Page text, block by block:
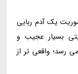
یک آدم ربایی
بسیار عجیب و
رسد؛ واقعی تر از